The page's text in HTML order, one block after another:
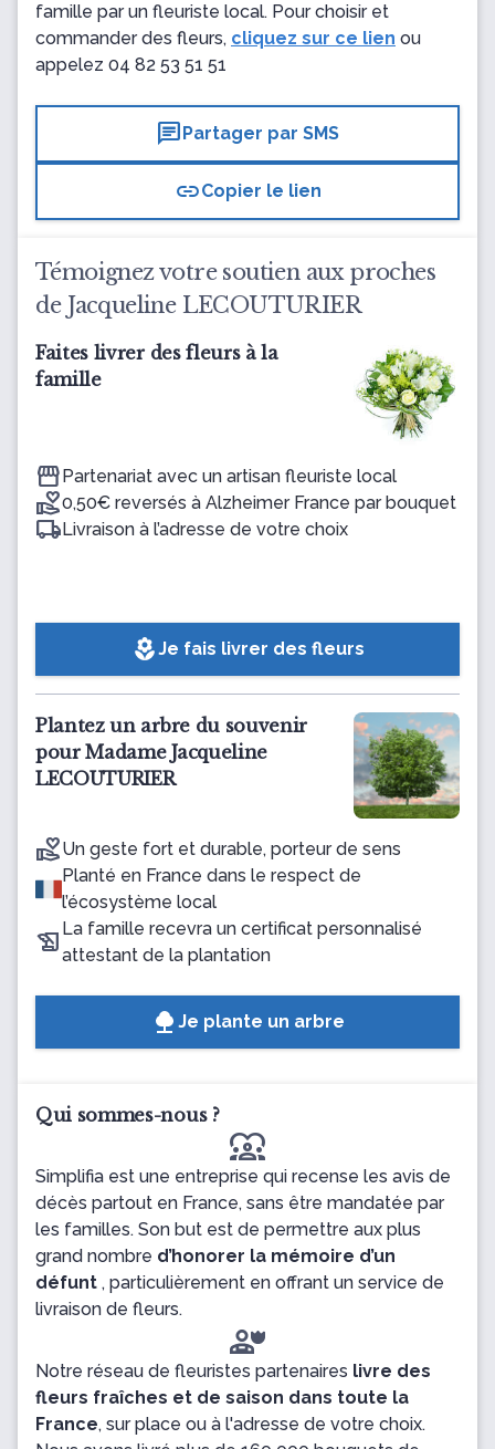
famille par un fleuriste local. Pour choisir et
commander des fleurs, cliquez sur ce lien ou
appelez 04 82 53 51 51
chatPartager par SMS
linkCopier le lien
Témoignez votre soutien aux proches
de Jacqueline LECOUTURIER
Faites livrer des fleurs à la
famille
Partenariat avec un artisan fleuriste local
0,50€ reversés à Alzheimer France par bouquet
Livraison à l’adresse de votre choix
local_floristJe fais livrer des fleurs
Plantez un arbre du souvenir
pour Madame Jacqueline
LECOUTURIER
Un geste fort et durable, porteur de sens
Planté en France dans le respect de
l’écosystème local
La famille recevra un certificat personnalisé
attestant de la plantation
Je plante un arbre
Qui sommes-nous ?
diversity_1
Simplifia est une entreprise qui recense les avis de
décès partout en France, sans être mandatée par
les familles. Son but est de permettre aux plus
grand nombre d’honorer la mémoire d’un
défunt , particulièrement en offrant un service de
livraison de fleurs.
Notre réseau de fleuristes partenaires livre des
fleurs fraîches et de saison dans toute la
France, sur place ou à l'adresse de votre choix.